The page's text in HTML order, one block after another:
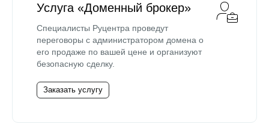
Услуга «Доменный брокер»
Специалисты Руцентра проведут
переговоры с администратором домена о
его продаже по вашей цене и организуют
безопасную сделку.
Заказать услугу